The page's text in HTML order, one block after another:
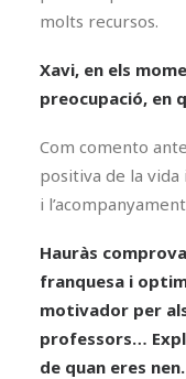
molts recursos.
Xavi, en els
preocupació, en
Com comento
positiva de la
i
Hauràs
franquesa i
motivador per
professors…
de quan eres nen.